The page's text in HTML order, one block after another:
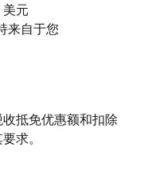
美元
来自于您
抵免优惠额和扣除
求。